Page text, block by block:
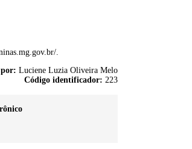
.
Luciene Luzia Oliveira Melo
Código identificador: 223